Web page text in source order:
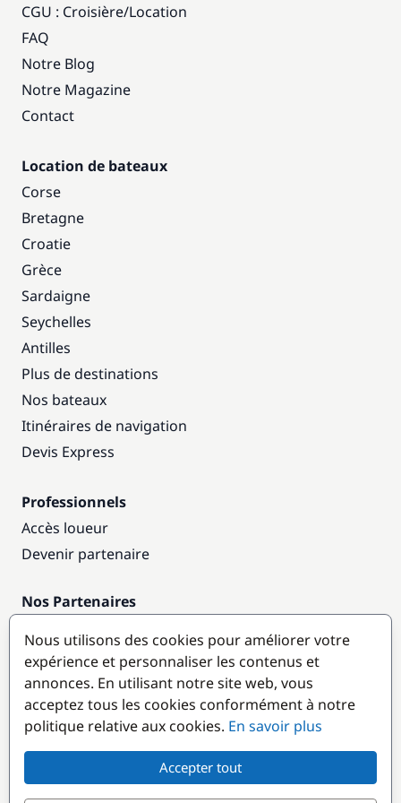
CGU : Croisière/Location
FAQ
Notre Blog
Notre Magazine
Contact
Location de bateaux
Corse
Bretagne
Croatie
Grèce
Sardaigne
Seychelles
Antilles
Plus de destinations
Nos bateaux
Itinéraires de navigation
Devis Express
Professionnels
Accès loueur
Devenir partenaire
Nos Partenaires
Destinations populaires
Nous utilisons des cookies pour améliorer votre
expérience et personnaliser les contenus et
annonces. En utilisant notre site web, vous
acceptez tous les cookies conformément à notre
politique relative aux cookies. En savoir plus
Accepter tout